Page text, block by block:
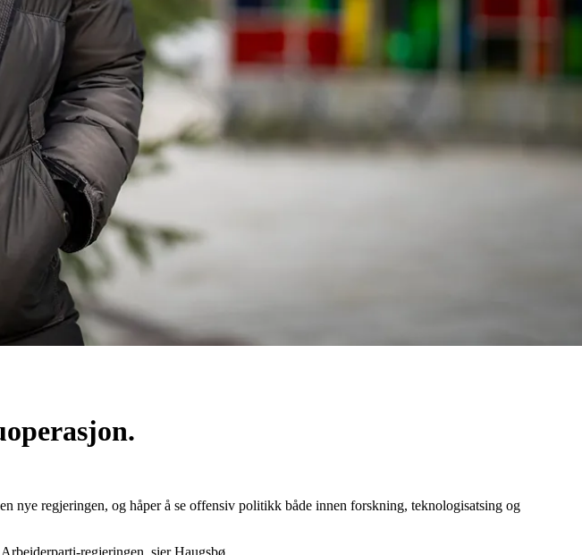
nye regjeringen, og håper å se offensiv politikk både innen forskning, teknologisatsing og
regjeringen, sier Haugsbø.